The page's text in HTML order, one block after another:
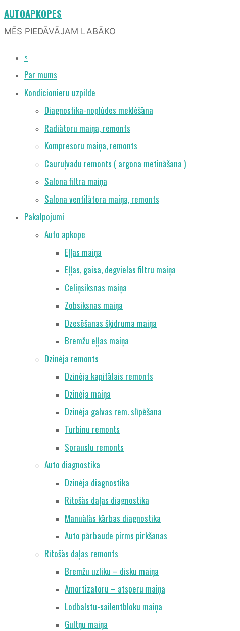
AUTOAPKOPES
MĒS PIEDĀVĀJAM LABĀKO
<
Par mums
Kondicionieru uzpilde
Diagnostika-noplūdes meklēšāna
Radiātoru maiņa, remonts
Kompresoru maiņa, remonts
Cauruļvadu remonts ( argona metināšana )
Salona filtra maiņa
Salona ventilātora maiņa, remonts
Pakalpojumi
Auto apkope
Eļļas maiņa
Eļļas, gaisa, degvielas filtru maiņa
Celiņsiksnas maiņa
Zobsiksnas maiņa
Dzesēšanas šķidruma maiņa
Bremžu eļļas maiņa
Dzinēja remonts
Dzinēja kapitālais remonts
Dzinēja maiņa
Dzinēja galvas rem. slīpēšana
Turbīnu remonts
Sprauslu remonts
Auto diagnostika
Dzinēja diagnostika
Ritošās daļas diagnostika
Manuālās kārbas diagnostika
Auto pārbaude pirms pirkšanas
Ritošās daļas remonts
Bremžu uzliku – disku maiņa
Amortizatoru – atsperu maiņa
Lodbalstu-sailentbloku maiņa
Gultņu maiņa